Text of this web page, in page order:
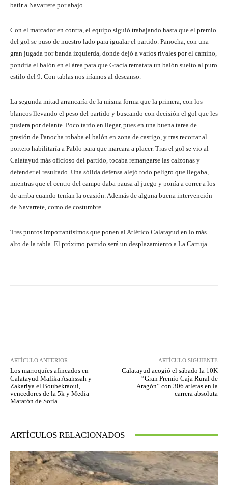
batir a Navarrete por abajo.
Con el marcador en contra, el equipo siguió trabajando hasta que el premio
del gol se puso de nuestro lado para igualar el partido. Panocha, con una
gran jugada por banda izquierda, donde dejó a varios rivales por el camino,
pondría el balón en el área para que Gracia rematara un balón suelto al puro
estilo del 9. Con tablas nos iríamos al descanso.
La segunda mitad arrancaría de la misma forma que la primera, con los
blancos llevando el peso del partido y buscando con decisión el gol que les
pusiera por delante. Poco tardo en llegar, pues en una buena tarea de
presión de Panocha robaba el balón en zona de castigo, y tras recortar al
portero habilitaría a Pablo para que marcara a placer. Tras el gol se vio al
Calatayud más oficioso del partido, tocaba remangarse las calzonas y
defender el resultado. Una sólida defensa alejó todo peligro que llegaba,
mientras que el centro del campo daba pausa al juego y ponía a correr a los
de arriba cuando tenían la ocasión. Además de alguna buena intervención
de Navarrete, como de costumbre.
Tres puntos importantísimos que ponen al Atlético Calatayud en lo más
alto de la tabla. El próximo partido será un desplazamiento a La Cartuja.
ARTÍCULO ANTERIOR
Los marroquíes afincados en
Calatayud Malika Asahssah y
Zakariya el Boubekraoui,
vencedores de la 5k y Media
Maratón de Soria
ARTÍCULO SIGUIENTE
Calatayud acogió el sábado la 10K
“Gran Premio Caja Rural de
Aragón” con 306 atletas en la
carrera absoluta
ARTÍCULOS RELACIONADOS